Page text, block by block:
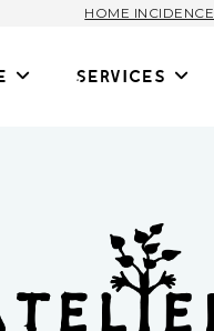
HOME INCIDENCE
Services